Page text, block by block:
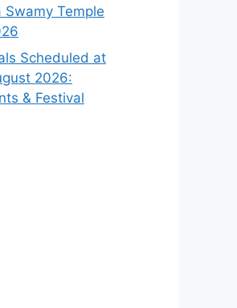
Temple
Scheduled at
2026:
& Festival